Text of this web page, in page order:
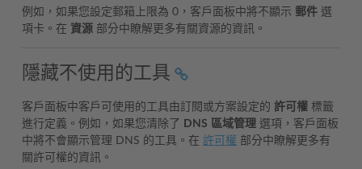
例如，如果您設定郵箱上限為 0，客戶面板中將不顯示 郵件 選
項卡。在 資源 部分中瞭解更多有關資源的資訊。
隱藏不使用的工具
客戶面板中客戶可使用的工具由訂閱或方案設定的 許可權 標籤
進行定義。例如，如果您清除了
DNS 區域管理 選項，客戶面板
中將不會顯示管理 DNS 的工具。在 許可權 部分中瞭解更多有
關許可權的資訊。